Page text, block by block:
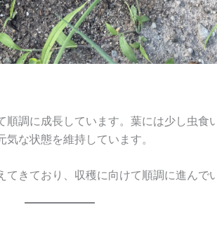
順調に成長しています。葉には少し虫食
な状態を維持しています。
てきており、収穫に向けて順調に進んで